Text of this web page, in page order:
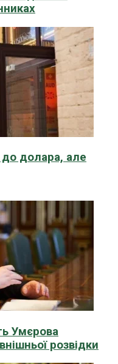
до долара, але
Умєрова
розвідки